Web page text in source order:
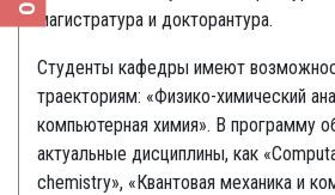
магистратура и докторантура.
Студенты кафедры имеют
траекториям: «Физико-химический
компьютерная химия». В программу
актуальные дисциплины, как
chemistry», «Квантовая механика и